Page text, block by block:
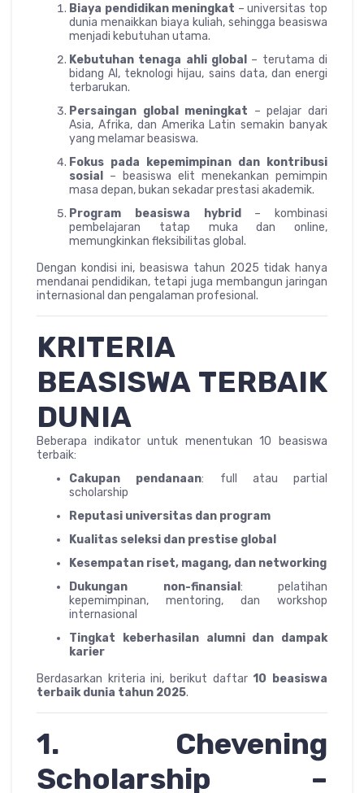
Biaya pendidikan meningkat – universitas top
dunia menaikkan biaya kuliah, sehingga beasiswa
menjadi kebutuhan utama.
Kebutuhan tenaga ahli global
– terutama di
bidang AI, teknologi hijau, sains data, dan energi
terbarukan.
Persaingan global meningkat – pelajar dari
Asia, Afrika, dan Amerika Latin semakin banyak
yang melamar beasiswa.
Fokus pada kepemimpinan dan kontribusi
sosial
– beasiswa elit menekankan pemimpin
masa depan, bukan sekadar prestasi akademik.
Program beasiswa hybrid
– kombinasi
pembelajaran tatap muka dan online,
memungkinkan fleksibilitas global.
Dengan kondisi ini, beasiswa tahun 2025 tidak hanya
mendanai pendidikan, tetapi juga membangun jaringan
internasional dan pengalaman profesional.
KRITERIA
BEASISWA TERBAIK
DUNIA
Beberapa indikator untuk menentukan 10 beasiswa
terbaik:
Cakupan pendanaan: full atau partial
scholarship
Reputasi universitas dan program
Kualitas seleksi dan prestise global
Kesempatan riset, magang, dan networking
Dukungan non-finansial : pelatihan
kepemimpinan, mentoring, dan workshop
internasional
Tingkat keberhasilan alumni dan dampak
karier
Berdasarkan kriteria ini, berikut daftar10 beasiswa
terbaik dunia tahun 2025.
1. Chevening
Scholarship –